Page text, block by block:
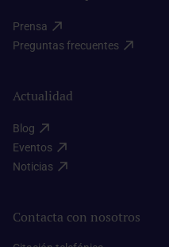
Prensa​
Preguntas frecuentes​
Actualidad
Blog​
Eventos​
Noticias​
Contacta con nosotros